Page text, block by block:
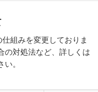
組みを変更しておりま
の対処法など、詳しくは
い。